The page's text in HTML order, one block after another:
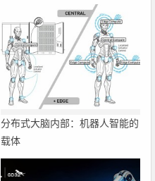
分布式大脑内部：机器人智能的
载体